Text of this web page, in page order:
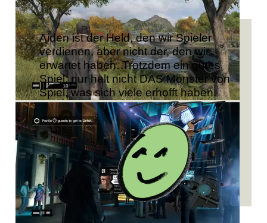
Aiden ist der Held, den wir Spieler
verdienen, aber nicht der, den wir
erwartet haben. Trotzdem ein gutes
Spiel, nur halt nicht DAS Monster von
Spiel, was sich viele erhofft haben.